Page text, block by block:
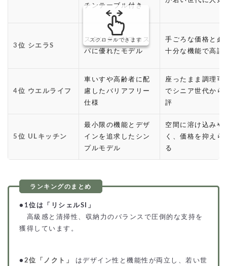
チンテーブル付き
3位 シエラS
スタンダードでコス
パに優れたモデル
手ごろな価格と必
十分な機能で高評
4位 ウエルライフ
車いすや高齢者に配
慮したバリアフリー
仕様
座ったまま調理可
でシニア世代から
評
5位 ULキッチン
最小限の機能とデザ
インを追求したシン
プルモデル
空間に溶け込みや
く、価格を抑えら
る
スクロールできます
● 1位は「リシェルSI」
高級感と清掃性、収納力のバランスで圧倒的な支持を
獲得しています。
● 2位「ノクト」
はデザイン性と機能性が両立し、若い世